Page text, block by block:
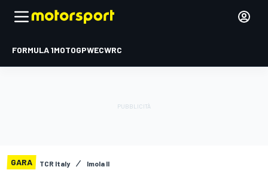
FORMULA 1MOTOGPWECWRC
GARA TCR Italy Imola II